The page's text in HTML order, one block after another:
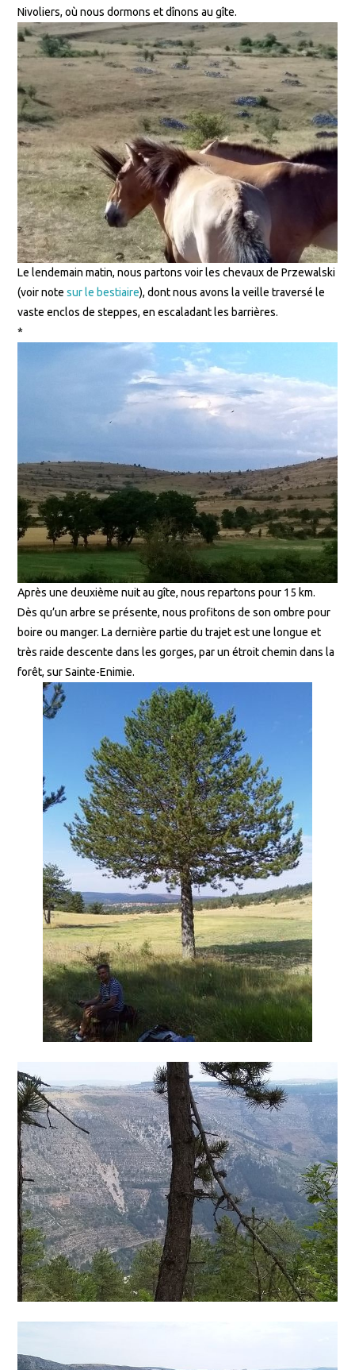
Nivoliers, où nous dormons et dînons au gîte.
Le lendemain matin, nous partons voir les chevaux de Przewalski
(voir notesur le bestiaire), dont nous avons la veille traversé le
vaste enclos de steppes, en escaladant les barrières.
*
Après une deuxième nuit au gîte, nous repartons pour 15 km.
Dès qu’un arbre se présente, nous profitons de son ombre pour
boire ou manger. La dernière partie du trajet est une longue et
très raide descente dans les gorges, par un étroit chemin dans la
forêt, sur Sainte-Enimie.